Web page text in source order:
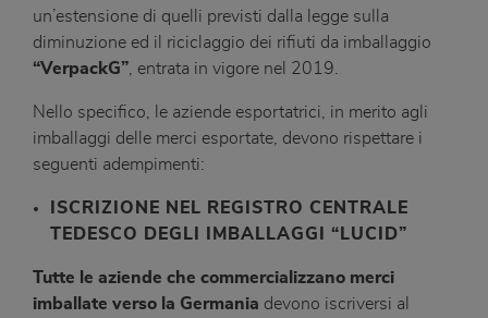
un’estensione di quelli previsti dalla legge sulla
diminuzione ed il riciclaggio dei rifiuti da imballaggio
“VerpackG” , entrata in vigore nel 2019.
Nello specifico, le aziende esportatrici, in merito agli
imballaggi delle merci esportate, devono rispettare i
seguenti adempimenti:
ISCRIZIONE NEL REGISTRO CENTRALE
TEDESCO DEGLI IMBALLAGGI “LUCID”
Tutte le aziende che commercializzano merci
imballate verso la Germania devono iscriversi al